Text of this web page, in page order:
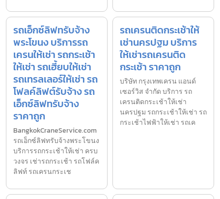
รถเอ็กซ์ลิฟทรับจ้าง
พระโขนง บริการรถ
เครนให้เช่า รถกระเช้า
ให้เช่า รถเฮี้ยบให้เช่า
รถเทรลเลอร์ให้เช่า รถ
โฟลค์ลิฟต์รับจ้าง รถ
เอ็กซ์ลิฟทรับจ้าง
ราคาถูก
BangkokCraneService.com
รถเอ็กซ์ลิฟทรับจ้างพระโขนง
บริการรถกระเช้าให้เช่า ครบ
วงจร เช่ารถกระเช้า รถโฟล์ค
ลิฟท์ รถเครนกระเช
รถเครนติดกระเช้าให้
เช่านครปฐม บริการ
ให้เช่ารถเครนติด
กระเช้า ราคาถูก
บริษัท กรุงเทพเครน แอนด์
เซอร์วิส จำกัด บริการ รถ
เครนติดกระเช้าให้เช่า
นครปฐม รถกระเช้าให้เช่า รถ
กระเช้าไฟฟ้าให้เช่า รถเค